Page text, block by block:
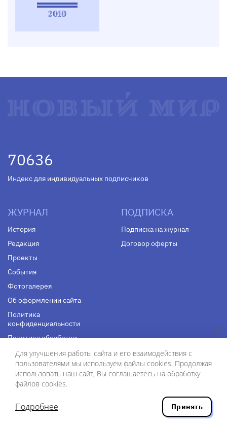
2010
70636
Индекс для индивидуальных подписчиков
ЖУРНАЛ
История
Редакция
Проекты
События
Фотогалерея
Об оформлении сайта
Политика
конфиденциальности
Политика обработки
ПОДПИСКА
Подписка на журнал
Договор оферты
СОЦСЕТИ
Telegram
ФОНД «НОВЫЙ МИР»
Для улучшения работы сайта и его взаимодействия с
пользователями мы используем файлы cookies. Продолжая
использовать наш сайт, Вы соглашаетесь на обработку
файлов cookies.
Подробнее Принять